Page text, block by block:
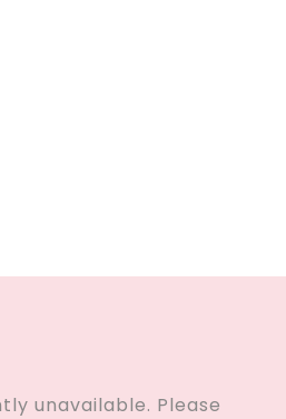
unavailable. Please